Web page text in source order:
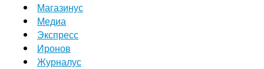
Магазинус
Медиа
Экспресс
Иронов
Журналус